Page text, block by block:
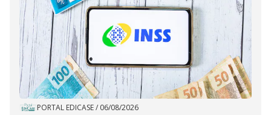
PORTAL EDICASE/ 06/08/2026